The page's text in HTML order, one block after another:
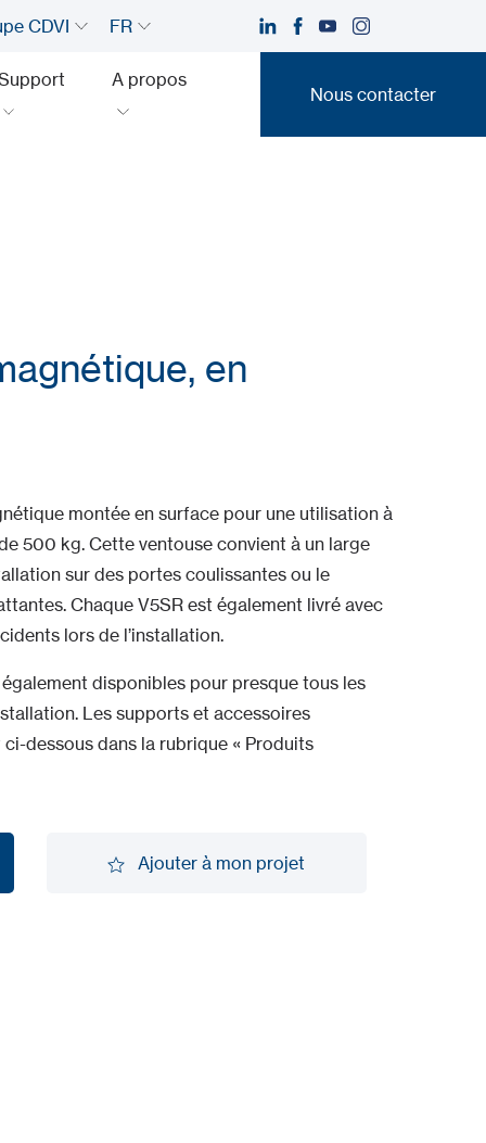
CDVI FR
A propos
Nous contacter
en
montée en surface pour une utilisation à
500 kg. Cette ventouse convient à un large
sur des portes coulissantes ou le
Chaque V5SR est également livré avec
lors de l’installation.
disponibles pour presque tous les
Les supports et accessoires
dessous dans la rubrique « Produits
Ajouter à mon projet